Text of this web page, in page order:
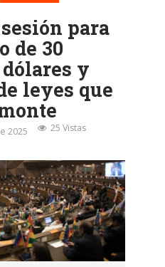
para
de 30
y
leyes que
2025 25 Vistas